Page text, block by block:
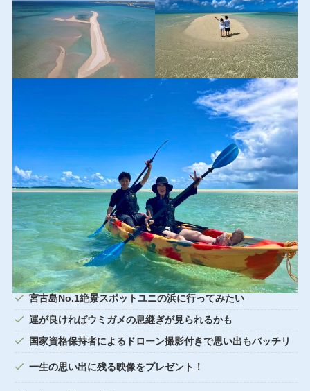
宮古島No.1絶景スポットユニの浜に行ってみたい
運が良ければウミガメの息継ぎが見られるかも
国家資格保持者によるドローン撮影付きで思い出もバッチリ
一生の思い出に残る映像をプレゼント！